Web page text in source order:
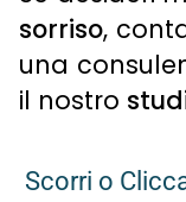
sorriso,
una
il nostro
Scorri o